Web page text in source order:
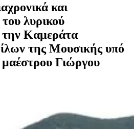
και
λυρικού
την Καμεράτα
της Μουσικής υπό
Γιώργου